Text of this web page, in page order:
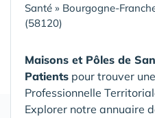
Santé » Bourgogne-
(58120)
Maisons et Pôles de
Patients pour trouver
Professionnelle
Explorer notre annuaire